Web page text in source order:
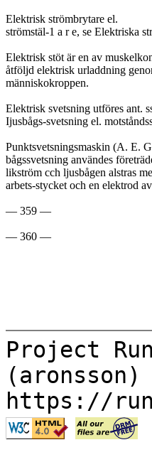
Elektrisk strömbrytare el.
strömstäl-1 a r e, se Elektriska
Elektrisk stöt är en av
åtföljd elektrisk urladdning
människokroppen.
Elektrisk svetsning utföres ant.
Ijusbågs-svetsning el.
Punktsvetsningsmaskin (A. E.
bågssvetsning användes
likström cch ljusbågen alstras
arbets-stycket och en elektrod
— 359 —
Project
(aronsson)
https://